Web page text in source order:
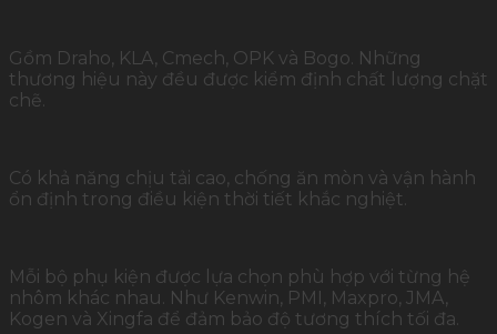
Gồm Draho, KLA, Cmech, OPK và Bogo. Những
thương hiệu này đều được kiểm định chất lượng chặt
chẽ.
Có khả năng chịu tải cao, chống ăn mòn và vận hành
ổn định trong điều kiện thời tiết khắc nghiệt.
Mỗi bộ phụ kiện được lựa chọn phù hợp với từng hệ
nhôm khác nhau. Như Kenwin, PMI, Maxpro, JMA,
Kogen và Xingfa để đảm bảo độ tương thích tối đa.